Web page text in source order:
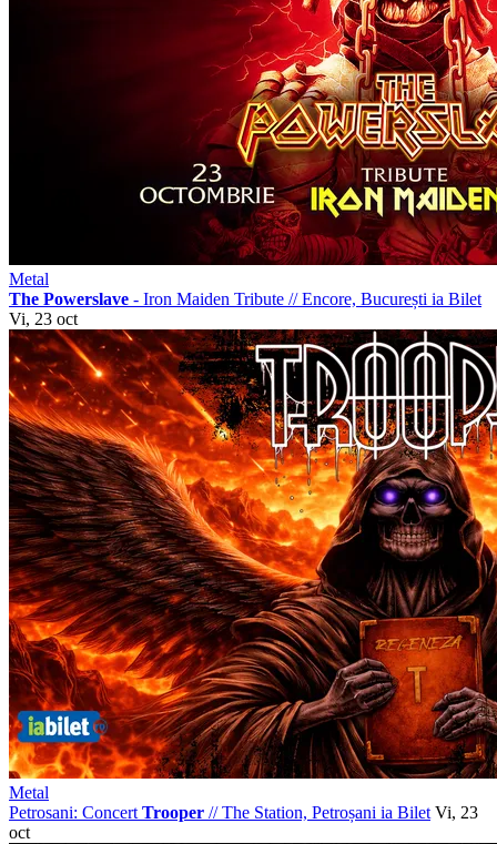
Metal
The Powerslave - Iron Maiden Tribute //Encore, București ia Bilet
Vi, 23 oct
Metal
Petrosani: Concert Trooper //The Station, Petroșani ia Bilet Vi, 23
oct